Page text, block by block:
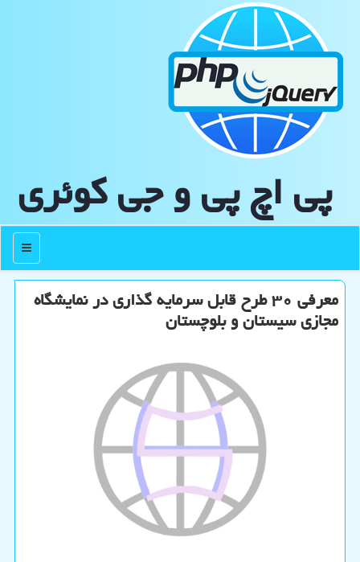
پی اچ پی و جی كوئری
منو
معرفی ۳۰ طرح قابل سرمایه گذاری در نمایشگاه
مجازی سیستان و بلوچستان